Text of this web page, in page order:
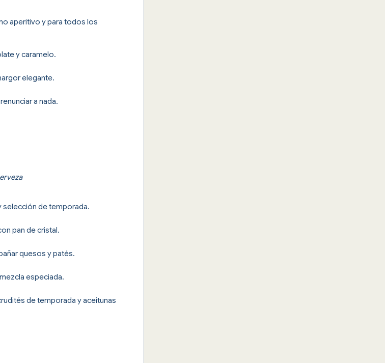
aperitivo y para todos los
y caramelo.
elegante.
a nada.
selección de temporada.
pan de cristal.
quesos y patés.
especiada.
de temporada y aceitunas